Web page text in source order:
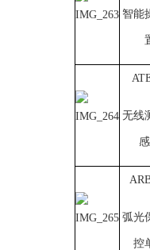
智能
无线
弧光
控